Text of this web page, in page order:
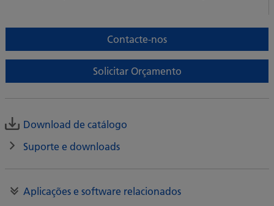
Contacte-nos
Solicitar Orçamento
Download de catálogo
Suporte e downloads
Aplicações e software relacionados